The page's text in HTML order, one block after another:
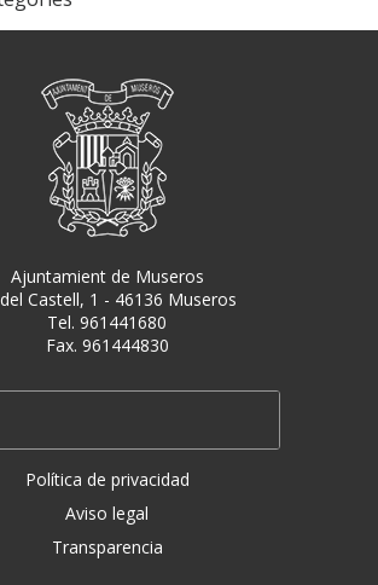
Ajuntamient de Museros
Castell, 1 - 46136 Museros
Tel. 961441680
Fax. 961444830
Política de privacidad
Aviso legal
Transparencia